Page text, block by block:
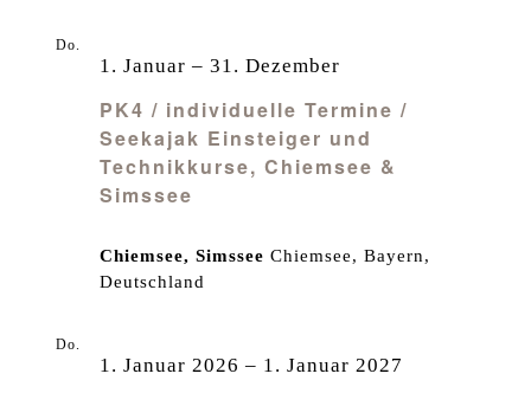
Do.
PK4 / individuelle Termine /
Seekajak Einsteiger und
Technikkurse, Chiemsee &
Simssee
1. Januar – 31. Dezember
Chiemsee, Simssee Chiemsee, Bayern,
Deutschland
Do.
1. Januar 2026 – 1. Januar 2027